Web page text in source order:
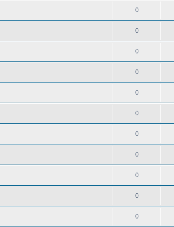
0
0
0
0
0
0
0
0
0
0
0